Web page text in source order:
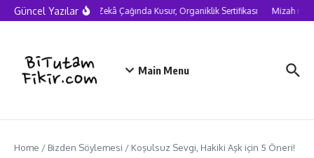
Skip to content
Güncel YazılarYapay Zekâ Çağında Kusur, Organiklik Sertifikası Mizah
Main Menu
Home / Bizden Söylemesi / Koşulsuz Sevgi, Hakiki Aşk için 5 Öneri!